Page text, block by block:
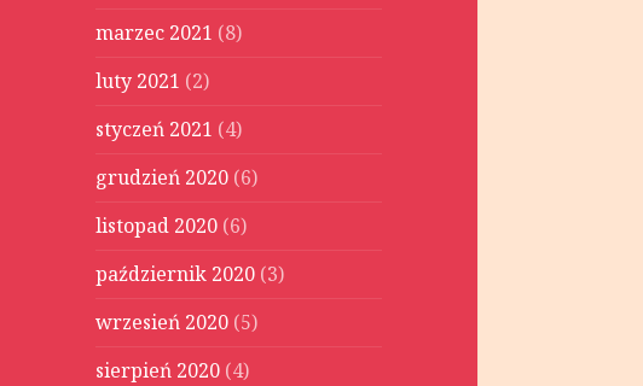
marzec 2021 (8)
luty 2021 (2)
styczeń 2021 (4)
grudzień 2020 (6)
listopad 2020 (6)
październik 2020 (3)
wrzesień 2020 (5)
sierpień 2020 (4)